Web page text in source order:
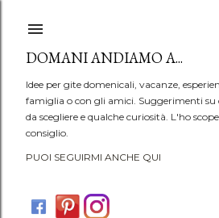
DOMANI ANDIAMO A...
Idee per gite domenicali, vacanze,
famiglia o con gli amici. Suggerimenti su
da scegliere e qualche curiosità. L'ho
consiglio.
PUOI SEGUIRMI ANCHE QUI